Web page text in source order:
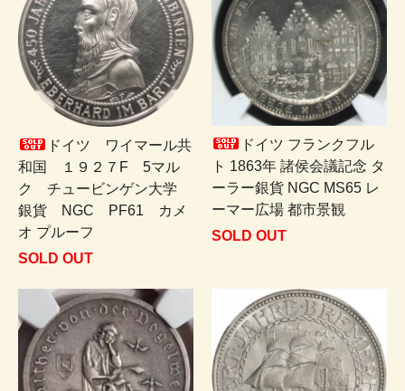
ドイツ ワイマール共
和国 １９２７F 5マル
ク チュービンゲン大学
銀貨 NGC PF61 カメ
オ プルーフ
SOLD OUT
ドイツ フランクフル
ト 1863年 諸侯会議記念 タ
ーラー銀貨 NGC MS65 レ
ーマー広場 都市景観
SOLD OUT